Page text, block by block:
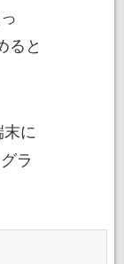
ると
に
ラ